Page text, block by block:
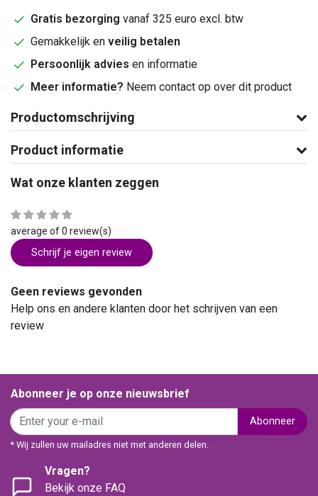
Gratis bezorging vanaf 325 euro excl. btw
Gemakkelijk en veilig betalen
Persoonlijk advies en informatie
Meer informatie? Neem contact op over dit product
Productomschrijving
Product informatie
Wat onze klanten zeggen
average of 0 review(s)
Schrijf je eigen review
Geen reviews gevonden
Help ons en andere klanten door het schrijven van een
review
Abonneer je op onze nieuwsbrief
Abonneer
* Wij zullen uw mailadres niet met anderen delen.
Vragen?
Bekijk onze FAQ